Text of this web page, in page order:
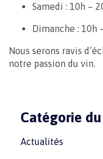
Samedi : 10h –
Dimanche : 10h
Nous serons ravis
notre passion du vin.
Catégorie
Actualités